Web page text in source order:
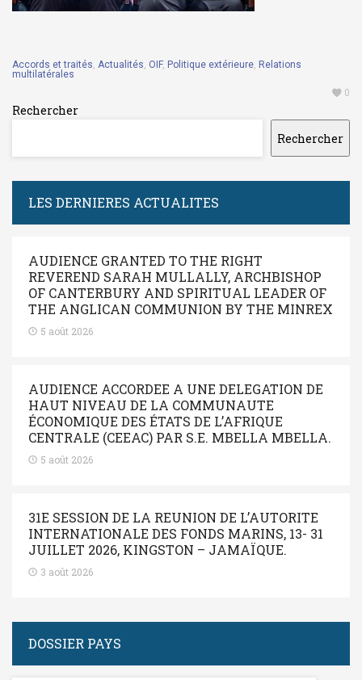
Accords et traités, Actualités, OIF, Politique extérieure, Relations
multilatérales
0
Rechercher
Rechercher
LES DERNIERES ACTUALITES
AUDIENCE GRANTED TO THE RIGHT
REVEREND SARAH MULLALLY, ARCHBISHOP
OF CANTERBURY AND SPIRITUAL LEADER OF
THE ANGLICAN COMMUNION BY THE MINREX
5 août 2026
AUDIENCE ACCORDEE A UNE DELEGATION DE
HAUT NIVEAU DE LA COMMUNAUTE
ÉCONOMIQUE DES ÉTATS DE L’AFRIQUE
CENTRALE (CEEAC) PAR S.E. MBELLA MBELLA.
5 août 2026
31E SESSION DE LA REUNION DE L’AUTORITE
INTERNATIONALE DES FONDS MARINS, 13- 31
JUILLET 2026, KINGSTON – JAMAÏQUE.
3 août 2026
DOSSIER PAYS